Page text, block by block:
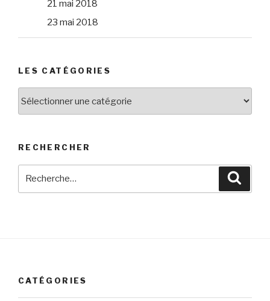
21 mai 2018
23 mai 2018
LES CATÉGORIES
RECHERCHER
CATÉGORIES